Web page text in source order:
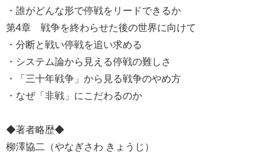
・誰がどんな形で停戦をリードできるか
第4章 戦争を終わらせた後の世界に向けて
・分断と戦い停戦を追い求める
・システム論から見える停戦の難しさ
・「三十年戦争」から見る戦争のやめ方
・なぜ「非戦」にこだわるのか
◆著者略歴◆
柳澤協二（やなぎさわ きょうじ）